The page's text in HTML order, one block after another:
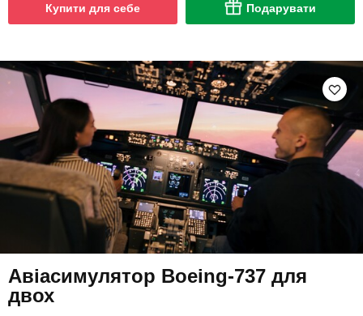
Купити для себе Подарувати
Авіасимулятор Boeing-737 для
двох